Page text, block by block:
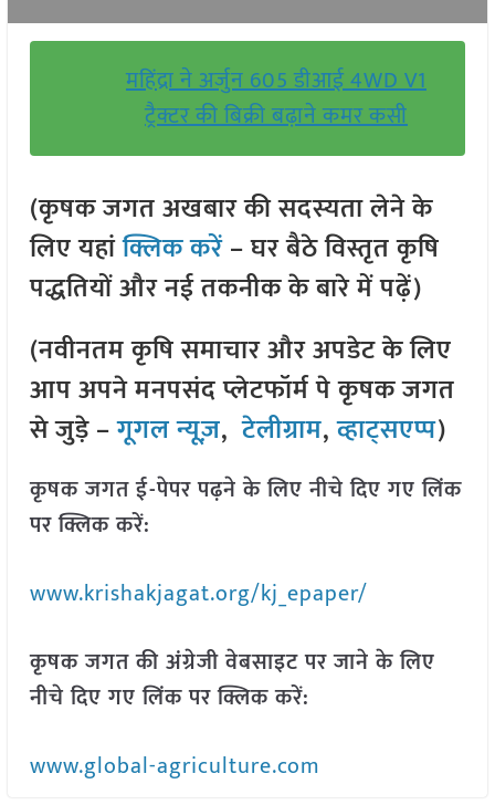
महिंद्रा ने अर्जुन 605 डीआई 4WD V1
ट्रैक्टर की बिक्री बढ़ाने कमर कसी
(कृषक जगत अखबार की सदस्यता लेने के
लिए यहांक्लिक करें– घर बैठे विस्तृत कृषि
पद्धतियों और नई तकनीक के बारे में पढ़ें)
(नवीनतम कृषि समाचार और अपडेट के लिए
आप अपने मनपसंद प्लेटफॉर्म पे कृषक जगत
से जुड़े –गूगल न्यूज़,टेलीग्राम,व्हाट्सएप्प)
कृषक जगत ई-पेपर पढ़ने के लिए नीचे दिए गए लिंक
पर क्लिक करें:
www.krishakjagat.org/kj_epaper/
कृषक जगत की अंग्रेजी वेबसाइट पर जाने के लिए
नीचे दिए गए लिंक पर क्लिक करें:
www.global-agriculture.com